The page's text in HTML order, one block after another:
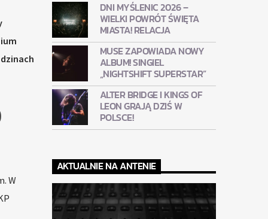
W
DNI MYŚLENIC 2026 –
WIELKI POWRÓT ŚWIĘTA
MIASTA! RELACJA
MUSE ZAPOWIADA NOWY
ALBUM! SINGIEL
„NIGHTSHIFT SUPERSTAR”
ALTER BRIDGE I KINGS OF
LEON GRAJĄ DZIŚ W
POLSCE!
AKTUALNIE NA ANTENIE